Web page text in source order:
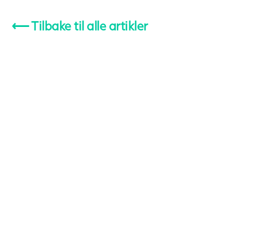
⟵Tilbake til alle artikler